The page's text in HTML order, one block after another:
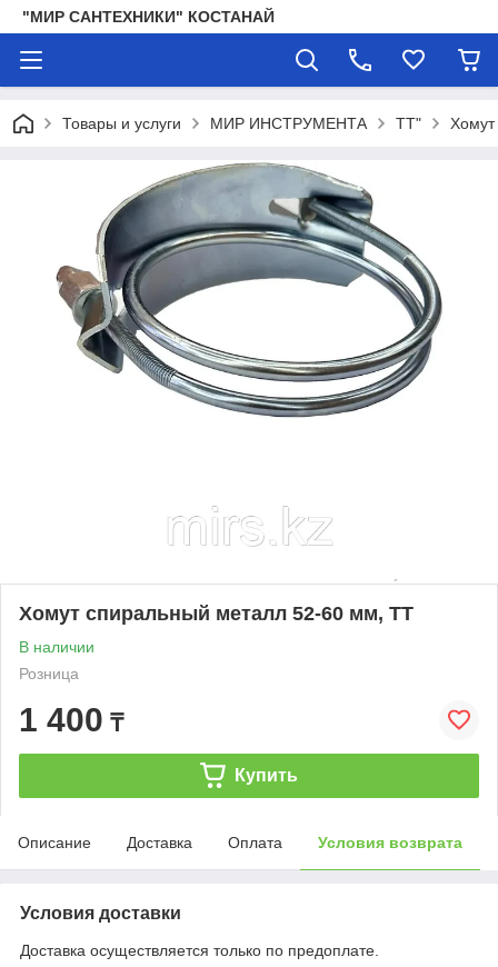
"МИР САНТЕХНИКИ" КОСТАНАЙ
Товары и услуги МИР ИНСТРУМЕНТА TT"
Хомут спиральный металл 52-60 мм, ТТ
В наличии
Розница
1 400 ₸
Купить
Описание Доставка Оплата Условия возврата
Условия доставки
Доставка осуществляется только по предоплате.